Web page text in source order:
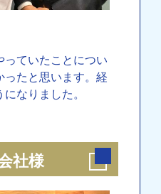
っていたことについ
ったと思います。経
なりました。
社様